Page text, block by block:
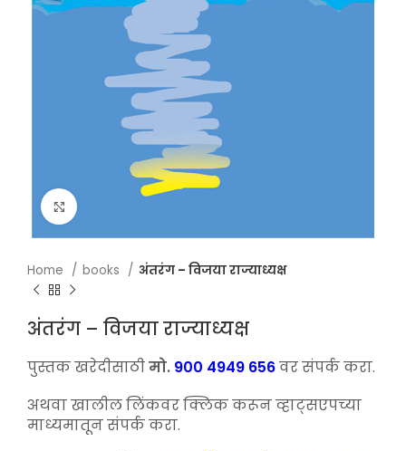
Home books अंतरंग – विजया राज्याध्यक्ष
अंतरंग – विजया राज्याध्यक्ष
पुस्तक खरेदीसाठीमो. 900 4949 656वर संपर्क करा.
अथवा खालील लिंकवर क्लिक करून व्हाट्सएपच्या
माध्यमातून संपर्क करा.